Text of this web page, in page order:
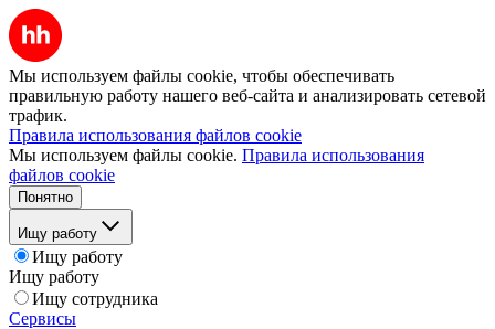
Мы используем файлы cookie, чтобы обеспечивать
правильную работу нашего веб-сайта и анализировать сетевой
трафик.
Правила использования файлов cookie
Мы используем файлы cookie. Правила использования
файлов cookie
Понятно
Ищу работу
Ищу работу
Ищу работу
Ищу сотрудника
Сервисы